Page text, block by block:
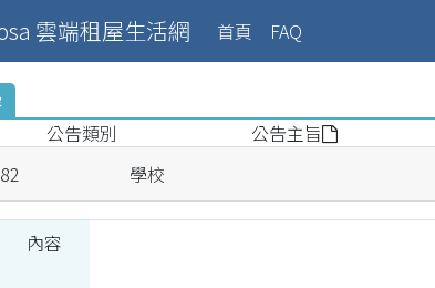
雲端租屋生活網 首頁 (current)
FAQ
公告類別 公告主旨
學校
內容